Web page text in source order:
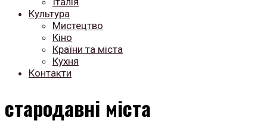
Культура
Мистецтво
Кіно
Країни та міста
Кухня
Контакти
стародавні міста